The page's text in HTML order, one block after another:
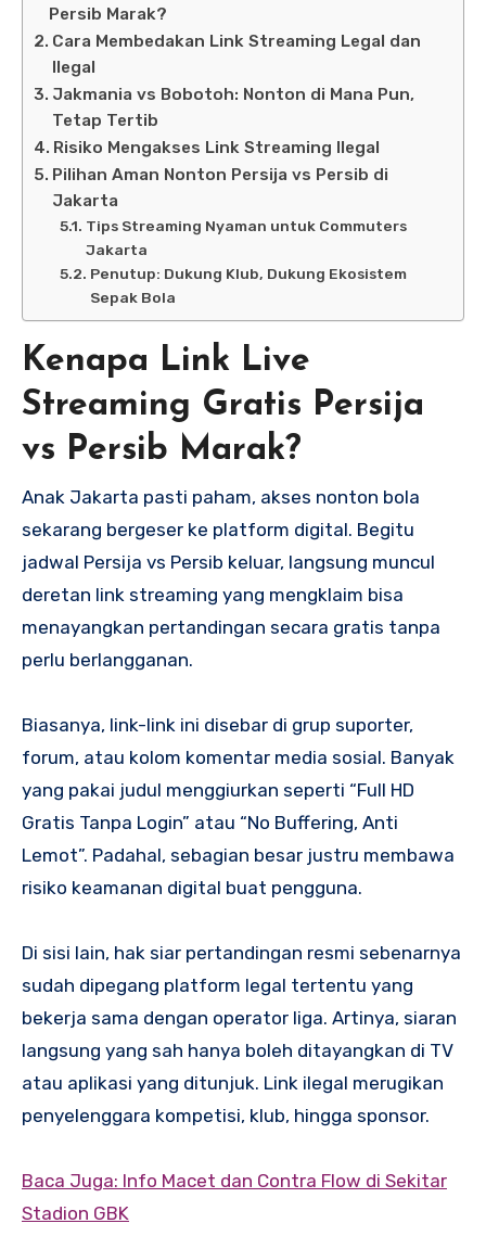
Persib Marak?
Cara Membedakan Link Streaming Legal dan
Ilegal
Jakmania vs Bobotoh: Nonton di Mana Pun,
Tetap Tertib
Risiko Mengakses Link Streaming Ilegal
Pilihan Aman Nonton Persija vs Persib di
Jakarta
Tips Streaming Nyaman untuk Commuters
Jakarta
Penutup: Dukung Klub, Dukung Ekosistem
Sepak Bola
Kenapa Link Live
Streaming Gratis Persija
vs Persib Marak?
Anak Jakarta pasti paham, akses nonton bola
sekarang bergeser ke platform digital. Begitu
jadwal Persija vs Persib keluar, langsung muncul
deretan link streaming yang mengklaim bisa
menayangkan pertandingan secara gratis tanpa
perlu berlangganan.
Biasanya, link-link ini disebar di grup suporter,
forum, atau kolom komentar media sosial. Banyak
yang pakai judul menggiurkan seperti “Full HD
Gratis Tanpa Login” atau “No Buffering, Anti
Lemot”. Padahal, sebagian besar justru membawa
risiko keamanan digital buat pengguna.
Di sisi lain, hak siar pertandingan resmi sebenarnya
sudah dipegang platform legal tertentu yang
bekerja sama dengan operator liga. Artinya, siaran
langsung yang sah hanya boleh ditayangkan di TV
atau aplikasi yang ditunjuk. Link ilegal merugikan
penyelenggara kompetisi, klub, hingga sponsor.
Baca Juga: Info Macet dan Contra Flow di Sekitar
Stadion GBK